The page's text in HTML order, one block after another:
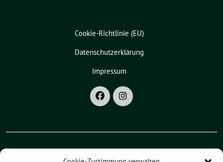
Cookie-Richtlinie (EU)
Datenschutzerklärung
Impressum